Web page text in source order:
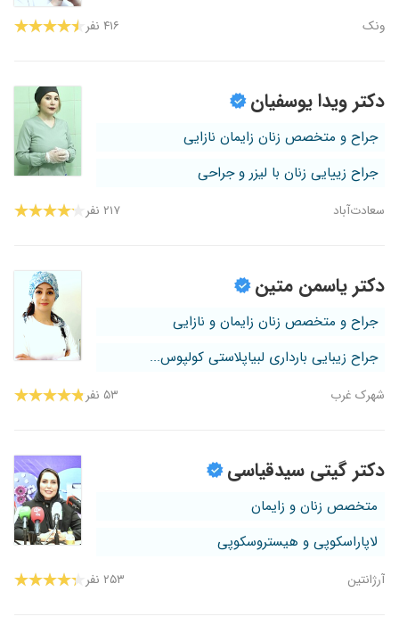
ونک ۴۱۶ نفر
دکتر ویدا یوسفیان
جراح و متخصص زنان زایمان نازایی
جراح زییایی زنان با لیزر و جراحی
سعادت‌آباد ۲۱۷ نفر
دکتر یاسمن متین
جراح و متخصص زنان زایمان و نازایی
جراح زیبایی بارداری لبیاپلاستی کولپوس...
شهرک غرب ۵۳ نفر
دکتر گیتی سیدقیاسی
متخصص زنان و زایمان
لاپاراسکوپی و هیستروسکوپی
آرژانتین ۲۵۳ نفر